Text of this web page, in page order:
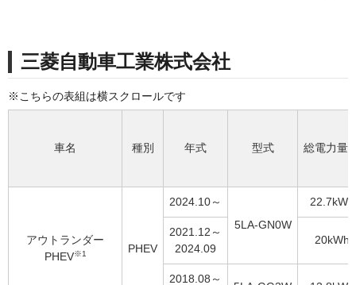
三菱自動車工業株式会社
車名 種別 年式 型式 総電力量
アウトランダー
PHEV※1 PHEV
2024.10～
5LA-GN0W
22.7kWh
2021.12～
2024.09
20kWh
2018.08～